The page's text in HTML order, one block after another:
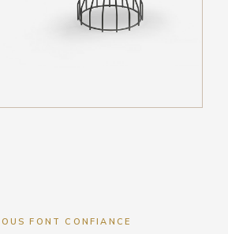
FONT CONFIANCE